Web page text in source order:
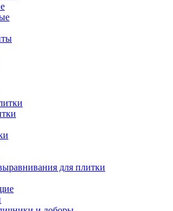
для плитки